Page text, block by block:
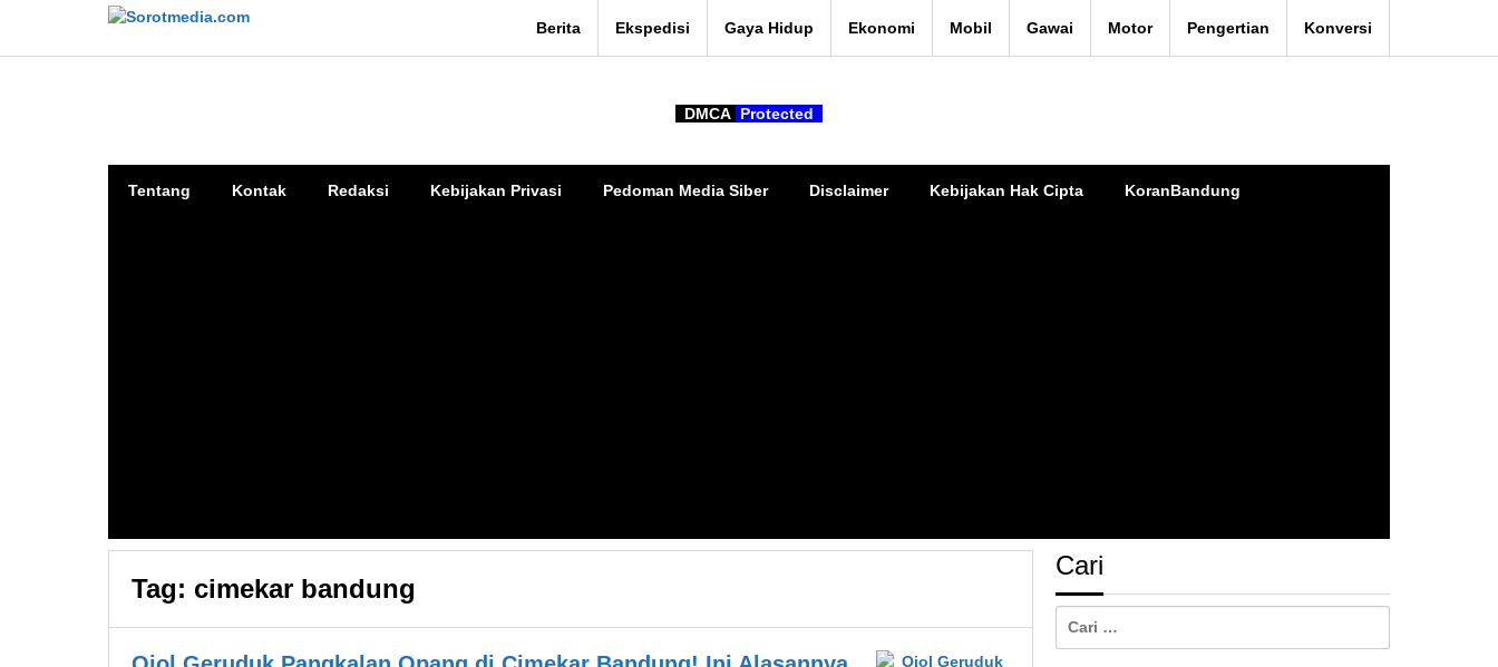
konten
Berita Ekspedisi Gaya Hidup Ekonomi Mobil Gawai Motor Pengertian Konversi
DMCA Protected
Tentang Kontak Redaksi Kebijakan Privasi Pedoman Media Siber Disclaimer Kebijakan Hak Cipta KoranBandung
Tag: cimekar bandung
Cari